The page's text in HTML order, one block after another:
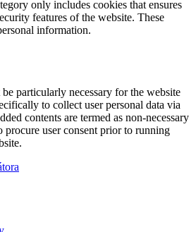
only includes cookies that ensures
features of the website. These
information.
particularly necessary for the website
to collect user personal data via
contents are termed as non-necessary
procure user consent prior to running